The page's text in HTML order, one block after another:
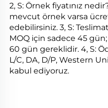
2, S: Örnek fiyatınız
mevcut örnek varsa
edebilirsiniz. 3, S:
MOQ için sadece 45
60 gün gereklidir. 4, S:
L/C, DA, D/P, Western
kabul ediyoruz.